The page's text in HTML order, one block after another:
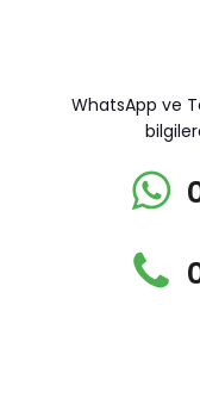
WhatsApp ve